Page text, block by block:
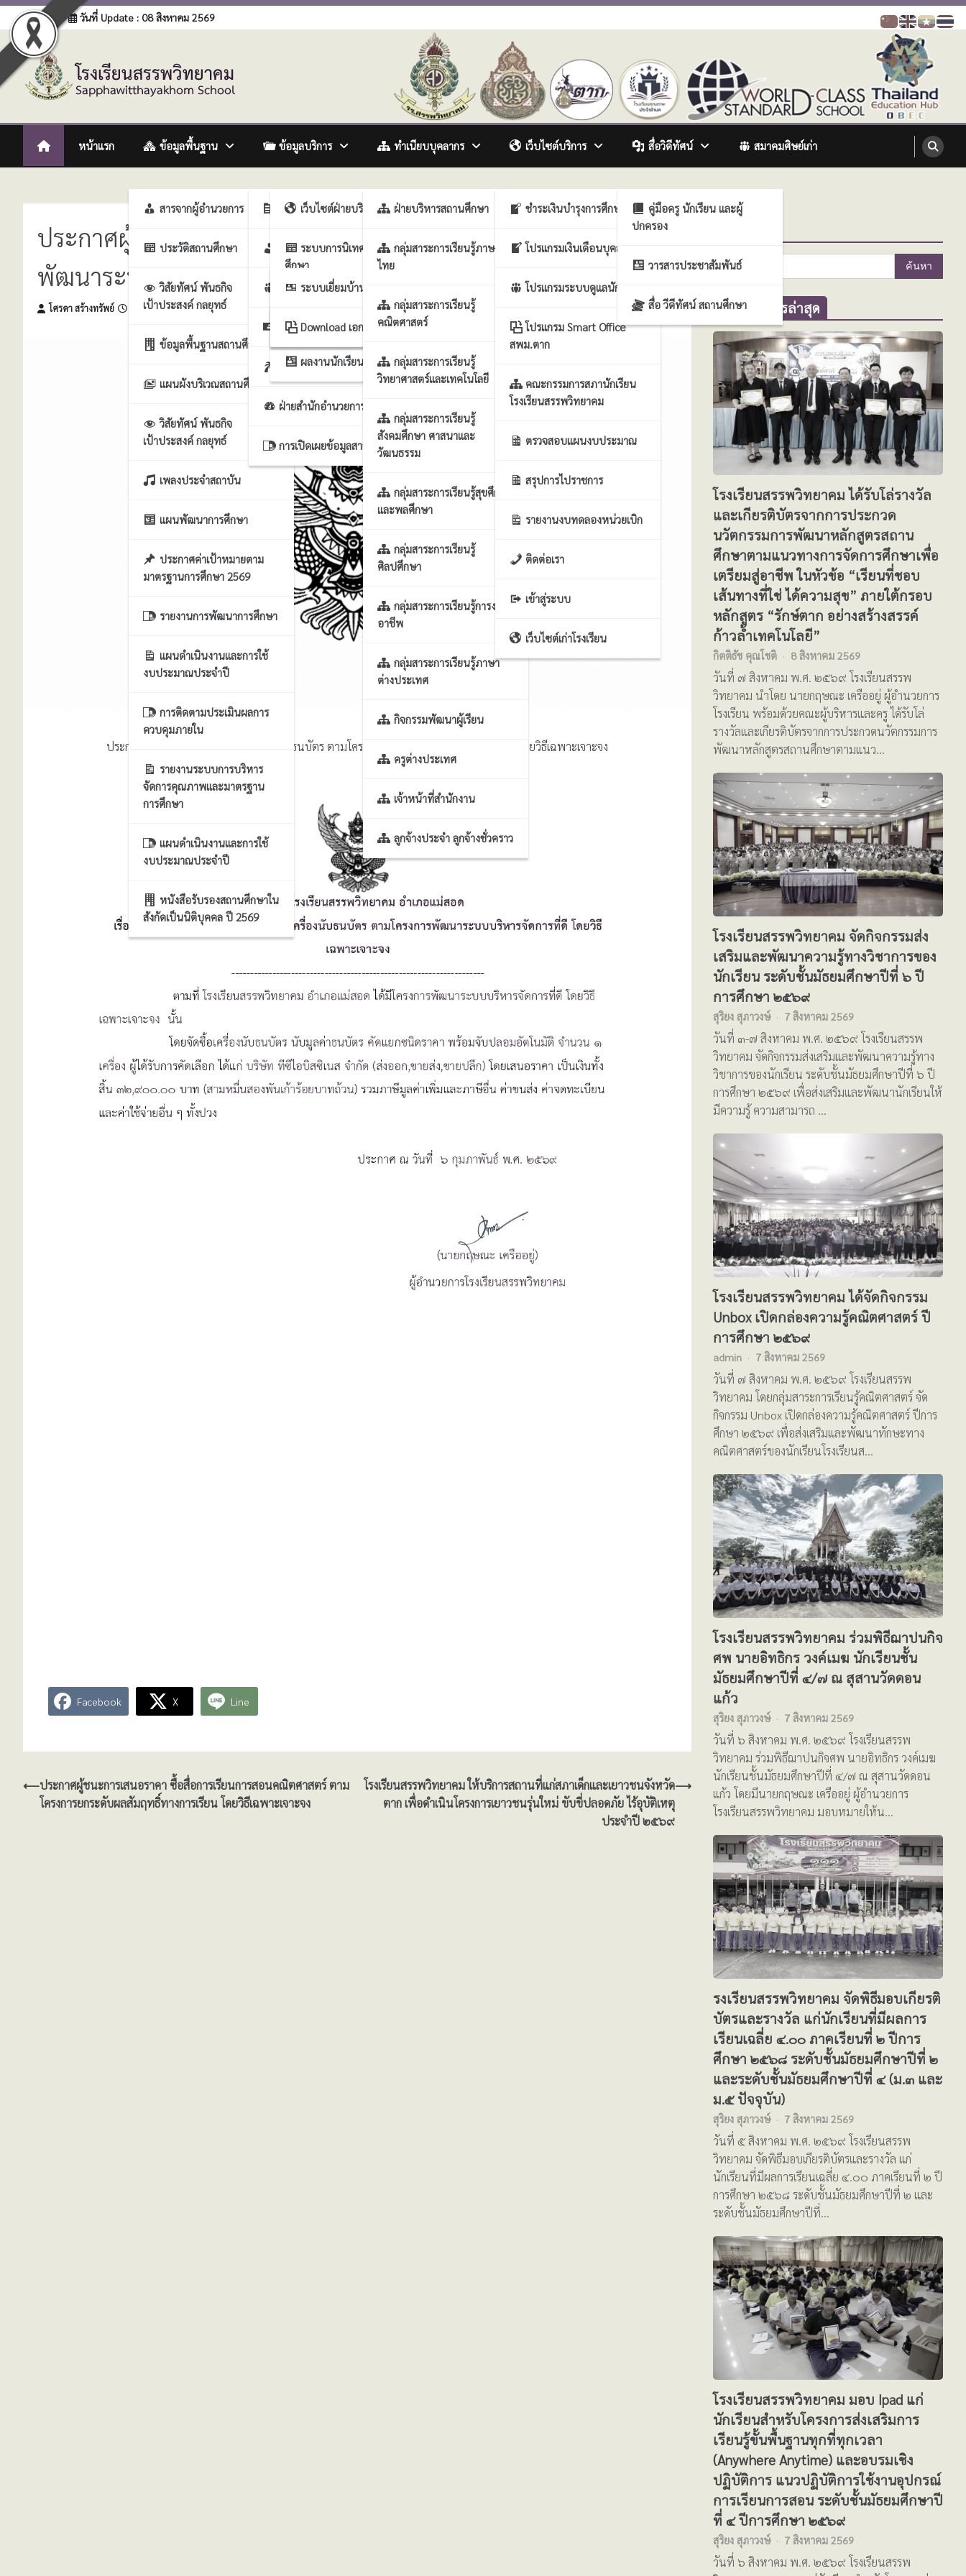
Skip
to
content
Login วันที่ Update : 08 สิงหาคม 2569
โรงเรียนสรรพวิทยาคม
:: โรงเรียนสรรพวิทยาคม อำเภอแม่สอด จังหวัดตาก :: Sapphawitthayakhom School
หน้าแรก ข้อมูลพื้นฐาน
สารจากผู้อำนวยการ
ประวัติสถานศึกษา
วิสัยทัศน์ พันธกิจ
เป้าประสงค์ กลยุทธ์
ข้อมูลพื้นฐานสถานศึกษา
แผนผังบริเวณสถานศึกษา
วิสัยทัศน์ พันธกิจ
เป้าประสงค์ กลยุทธ์
เพลงประจำสถาบัน
แผนพัฒนาการศึกษา
ประกาศค่าเป้าหมายตาม
มาตรฐานการศึกษา 2569
รายงานการพัฒนาการศึกษา
แผนดำเนินงานและการใช้
งบประมาณประจำปี
การติดตามประเมินผลการ
ควบคุมภายใน
รายงานระบบการบริหาร
จัดการคุณภาพและมาตรฐาน
การศึกษา
แผนดำเนินงานและการใช้
งบประมาณประจำปี
หนังสือรับรองสถานศึกษาใน
สังกัดเป็นนิติบุคคล ปี 2569
ข้อมูลบริการ
ฝ่ายบริหารวิชาการ
เว็บไซต์ฝ่ายบริหารวิชาการ
ระบบการนิเทศภายในสถาน
ศึกษา
งานประกันคุณภาพสถาน
ศึกษา
ผลงานนักเรียน
ฝ่ายบริหารงานบุคคล
ฝ่ายบริหารกิจการนักเรียน
ระบบเยี่ยมบ้านนักเรียน
ระบบขยะแลกแต้ม
ฝ่ายธุรการ นโยบาย แผนฯ
Download เอกสารแผนงาน
ฝ่ายบริหารงานทั่วไป
ฝ่ายสำนักอำนวยการ
การเปิดเผยข้อมูลสาธารณะ
ทำเนียบบุคลากร
ฝ่ายบริหารสถานศึกษา
กลุ่มสาระการเรียนรู้ภาษา
ไทย
กลุ่มสาระการเรียนรู้
คณิตศาสตร์
กลุ่มสาระการเรียนรู้
วิทยาศาสตร์และเทคโนโลยี
กลุ่มสาระการเรียนรู้
สังคมศึกษา ศาสนาและ
วัฒนธรรม
กลุ่มสาระการเรียนรู้สุขศึกษา
และพลศึกษา
กลุ่มสาระการเรียนรู้
ศิลปศึกษา
กลุ่มสาระการเรียนรู้การงาน
อาชีพ
กลุ่มสาระการเรียนรู้ภาษา
ต่างประเทศ
กิจกรรมพัฒนาผู้เรียน
ครูต่างประเทศ
เจ้าหน้าที่สำนักงาน
ลูกจ้างประจำ ลูกจ้างชั่วคราว
เว็บไซต์บริการ
ชำระเงินบำรุงการศึกษา
โปรแกรมเงินเดือนบุคลากร
โปรแกรมระบบดูแลนักเรียน
โปรแกรม Smart Office
สพม.ตาก
คณะกรรมการสภานักเรียน
โรงเรียนสรรพวิทยาคม
ตรวจสอบแผนงบประมาณ
สรุปการไปราชการ
รายงานงบทดลองหน่วยเบิก
ติดต่อเรา
เข้าสู่ระบบ
เว็บไซต์เก่าโรงเรียน
สื่อวิดีทัศน์
คู่มือครู นักเรียน และผู้
ปกครอง
วารสารประชาสัมพันธ์
สื่อ วีดีทัศน์ สถานศึกษา
สมาคมศิษย์เก่า
ประกาศผู้ชนะการเสนอราคา ซื้อเครื่องนับธนบัตร ตามโครงการ
พัฒนาระบบบริหารจัดการที่ดี โดยวิธีเฉพาะเจาะจง
โศรดา สร้างทรัพย์ 22 พฤษภาคม 2569
ประกาศผู้ชนะการเสนอราคา ซื้อเครื่องนับธนบัตร ตามโครงการพัฒนาระบบบริหารจัดการที่ดี โดยวิธีเฉพาะเจาะจง
Facebook X Line
แนะแนว
เรื่อง
⟵ประกาศผู้ชนะการเสนอราคา ซื้อสื่อการเรียนการสอนคณิตศาสตร์ ตาม
โครงการยกระดับผลสัมฤทธิ์ทางการเรียน โดยวิธีเฉพาะเจาะจง
โรงเรียนสรรพวิทยาคม ให้บริการสถานที่แก่สภาเด็กและเยาวชนจังหวัด
ตาก เพื่อดำเนินโครงการเยาวชนรุ่นใหม่ ขับขี่ปลอดภัย ไร้อุบัติเหตุ
ประจำปี ๒๕๖๙
⟶
ค้นหา
ข่าวสารล่าสุด
โรงเรียนสรรพวิทยาคม ได้รับโล่รางวัล
และเกียรติบัตรจากการประกวด
นวัตกรรมการพัฒนาหลักสูตรสถาน
ศึกษาตามแนวทางการจัดการศึกษาเพื่อ
เตรียมสู่อาชีพ ในหัวข้อ “เรียนที่ชอบ
เส้นทางที่ใช่ ได้ความสุข” ภายใต้กรอบ
หลักสูตร “รักษ์ตาก อย่างสร้างสรรค์
ก้าวล้ำเทคโนโลยี”
กิตติธัช คุณโชติ 8 สิงหาคม 2569
วันที่ ๗ สิงหาคม พ.ศ. ๒๕๖๙ โรงเรียนสรรพ
วิทยาคม นำโดย นายกฤษณะ เครืออยู่ ผู้อำนวยการ
โรงเรียน พร้อมด้วยคณะผู้บริหารและครู ได้รับโล่
รางวัลและเกียรติบัตรจากการประกวดนวัตกรรมการ
พัฒนาหลักสูตรสถานศึกษาตามแนว…
โรงเรียนสรรพวิทยาคม จัดกิจกรรมส่ง
เสริมและพัฒนาความรู้ทางวิชาการของ
นักเรียน ระดับชั้นมัธยมศึกษาปีที่ ๖ ปี
การศึกษา ๒๕๖๙
สุริยง สุภาวงษ์ 7 สิงหาคม 2569
วันที่ ๓-๗ สิงหาคม พ.ศ. ๒๕๖๙ โรงเรียนสรรพ
วิทยาคม จัดกิจกรรมส่งเสริมและพัฒนาความรู้ทาง
วิชาการของนักเรียน ระดับชั้นมัธยมศึกษาปีที่ ๖ ปี
การศึกษา ๒๕๖๙ เพื่อส่งเสริมและพัฒนานักเรียนให้
มีความรู้ ความสามารถ …
โรงเรียนสรรพวิทยาคม ได้จัดกิจกรรม
Unbox เปิดกล่องความรู้คณิตศาสตร์ ปี
การศึกษา ๒๕๖๙
admin 7 สิงหาคม 2569
วันที่ ๗ สิงหาคม พ.ศ. ๒๕๖๙ โรงเรียนสรรพ
วิทยาคม โดยกลุ่มสาระการเรียนรู้คณิตศาสตร์ จัด
กิจกรรม Unbox เปิดกล่องความรู้คณิตศาสตร์ ปีการ
ศึกษา ๒๕๖๙ เพื่อส่งเสริมและพัฒนาทักษะทาง
คณิตศาสตร์ของนักเรียนโรงเรียนส…
โรงเรียนสรรพวิทยาคม ร่วมพิธีฌาปนกิจ
ศพ นายอิทธิกร วงค์เมฆ นักเรียนชั้น
มัธยมศึกษาปีที่ ๔/๗ ณ สุสานวัดดอน
แก้ว
สุริยง สุภาวงษ์ 7 สิงหาคม 2569
วันที่ ๖ สิงหาคม พ.ศ. ๒๕๖๙ โรงเรียนสรรพ
วิทยาคม ร่วมพิธีฌาปนกิจศพ นายอิทธิกร วงค์เมฆ
นักเรียนชั้นมัธยมศึกษาปีที่ ๔/๗ ณ สุสานวัดดอน
แก้ว โดยมีนายกฤษณะ เครืออยู่ ผู้อำนวยการ
โรงเรียนสรรพวิทยาคม มอบหมายให้น…
รงเรียนสรรพวิทยาคม จัดพิธีมอบเกียรติ
บัตรและรางวัล แก่นักเรียนที่มีผลการ
เรียนเฉลี่ย ๔.๐๐ ภาคเรียนที่ ๒ ปีการ
ศึกษา ๒๕๖๘ ระดับชั้นมัธยมศึกษาปีที่ ๒
และระดับชั้นมัธยมศึกษาปีที่ ๔ (ม.๓ และ
ม.๕ ปัจจุบัน)
สุริยง สุภาวงษ์ 7 สิงหาคม 2569
วันที่ ๕ สิงหาคม พ.ศ. ๒๕๖๙ โรงเรียนสรรพ
วิทยาคม จัดพิธีมอบเกียรติบัตรและรางวัล แก่
นักเรียนที่มีผลการเรียนเฉลี่ย ๔.๐๐ ภาคเรียนที่ ๒ ปี
การศึกษา ๒๕๖๘ ระดับชั้นมัธยมศึกษาปีที่ ๒ และ
ระดับชั้นมัธยมศึกษาปีที่…
โรงเรียนสรรพวิทยาคม มอบ Ipad แก่
นักเรียนสำหรับโครงการส่งเสริมการ
เรียนรู้ขั้นพื้นฐานทุกที่ทุกเวลา
(Anywhere Anytime) และอบรมเชิง
ปฏิบัติการ แนวปฏิบัติการใช้งานอุปกรณ์
การเรียนการสอน ระดับชั้นมัธยมศึกษาปี
ที่ ๔ ปีการศึกษา ๒๕๖๙
สุริยง สุภาวงษ์ 7 สิงหาคม 2569
วันที่ ๖ สิงหาคม พ.ศ. ๒๕๖๙ โรงเรียนสรรพ